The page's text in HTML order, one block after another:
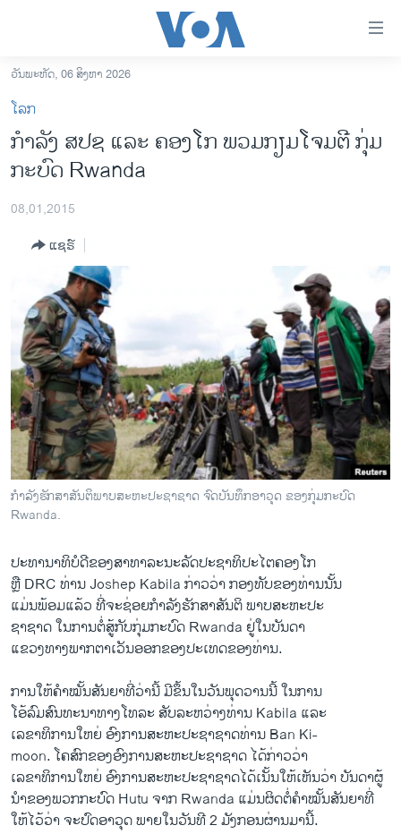
ເຂົ້າ
ຫາ
ຂ້າມ
ຂ້າມ
ຫາ
ລາວ
ອາເມຣິກາ
ຂ່າວ​ຈີນ
ໂລກ
ອິດສະຫຼະພາບດ້ານການຂ່າວ
ຊີວິດຊາວລາວ
ຊຸມຊົນຊາວລາວ
ວິທະຍາສາດ-ເທັກໂນໂລຈີ
ທຸລະກິດ
ພາສາອັງກິດ
ວີດີໂອ
ລາຍການກະຈາຍສຽງ
ລາຍງານ
ຕິດຕາມພວກເຮົາ ທີ່
ພາສາຕ່າງໆ
ວັນພະຫັດ, 06 ສິງຫາ 2026
ໂລກ
ກຳລັງ ສປຊ ແລະ ​ຄອງ​ໂກ ພວມກຽມໂຈມຕີ ກຸ່ມ​
ກະບົດ Rwanda
08,01,2015
ແຊຣ໌
ກຳລັງຮັກສາສັນຕິພາບ​ສະຫະ​ປະຊາ​ຊາດ ຈົດບັນທຶກອາວຸດ ຂອງກຸ່ມ​ກະບົດ
Rwanda.
ປະທານາທິບໍດີ​ຂອງສາທາລະນະ​ລັດປະຊາທິປະໄຕຄອງ​ໂກ
ຫຼື DRC ທ່ານ Joshep Kabila ກ່າວ​ວ່າ ກອງທັບ​ຂອງ​ທ່ານນັ້ນ
​ແມ່ນ​ພ້ອມ​ແລ້ວ ທີ່​ຈະ​ຊ່ອຍກຳລັງຮັກສາສັນຕິ ພາບ​ສະຫະ​ປະ
ຊາ​ຊາດ ​ໃນ​ການ​ຕໍ່ສູ້​ກັບກຸ່ມ​ກະບົດ Rwanda ຢູ່ໃນບັນດາ
ແຂວງທາງພາກຕາ​ເວັນ​ອອກ​ຂ​ອງປະ​ເທດຂອງ​ທ່ານ.
ການ​ໃຫ້​ຄຳໝັ້ນສັນຍາທີ່​ວ່າ​ນີ້ ມີຂຶ້ນ​ໃນ​ວັນ​ພຸດ​ວານ​ນີ້ ​ໃນ​ການ
​ໂອ້​ລົມ​ສົນທະນາ​ທາງ​ໂທລະ ສັບ​ລະຫວ່າງ​ທ່ານ Kabila ​ແລະ
​ເລຂາທິການ​ໃຫຍ່ ອົງການ​ສະຫະ​ປະຊາ​ຊາດ​ທ່ານ Ban Ki-
moon. ​ໂຄສົກ​ຂອງ​ອົງການ​ສະຫະ​ປະຊາ​ຊາດ ​ໄດ້​ກ່າວ​ວ່າ
ເລຂາທິການ​ໃຫຍ່ ອົງການ​ສະຫະ​ປະຊາ​ຊາດໄດ້​ເນັ້ນ​ໃຫ້ເຫັນວ່າ ບັນດາ​ຜູ້
ນຳ​ຂອງ​ພວກ​ກະບົດ Hutu ຈາກ Rwanda ແມ່ນ​ຜິດ​ຕໍ່ຄຳ​ໝັ້ນ​ສັນຍາ​ທີ່
ໃຫ້​ໄວ້ວ່າ ຈະ​ປົດ​ອາວຸດ ພາຍ​ໃນ​ວັນ​ທີ 2 ມັງກອນ​ຜ່ານ​ມາ​ນີ້.